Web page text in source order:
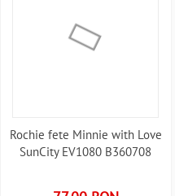
Rochie fete Minnie with Love
SunCity EV1080 B360708